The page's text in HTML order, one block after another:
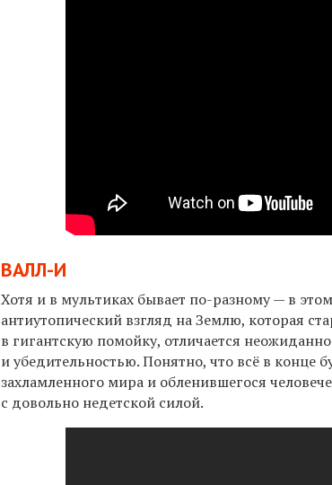
ВАЛЛ-И
Хотя и в мультиках бывает по-разному — в этом
антиутопический взгляд на Землю, которая
в гигантскую помойку, отличается
и убедительностью. Понятно, что всё в конце
захламленного мира и обленившегося
с довольно недетской силой.